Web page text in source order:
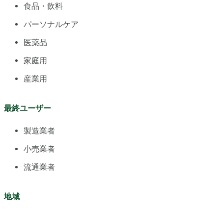
食品・飲料
パーソナルケア
医薬品
家庭用
産業用
最終ユーザー
製造業者
小売業者
流通業者
地域